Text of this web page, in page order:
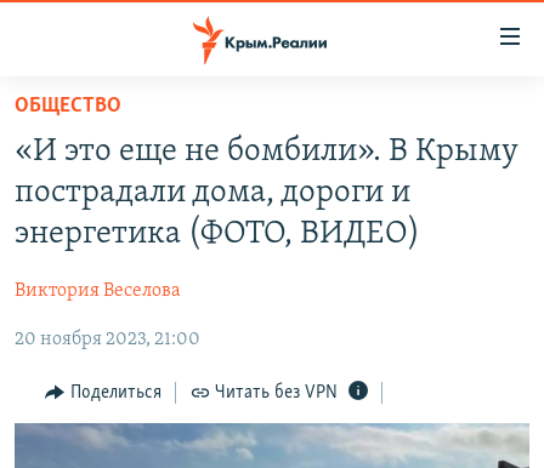
Вернуться
основному
содержанию
Вернутся
главной
навигации
Вернутся
поиску
СПЕЦПРОЕКТЫ
11 ЛЕТ ОККУПАЦИИ КРЫМА. 11 ИСТОРИЙ СОПРОТИВЛЕНИЯ
ЕЩЕ
ИНТЕРАКТИВ
ИНФОГРАФИКА
ТЕЛЕПРОЕКТ КРЫМ.РЕАЛИИ
РАДІО СВОБОДА
КАК ОБОЙТИ БЛОКИРОВКУ
Українською
ОБЩЕСТВО
«И это еще не бомбили». В Крыму
пострадали дома, дороги и
энергетика (ФОТО, ВИДЕО)
Виктория Веселова
20 ноября 2023, 21:00
Поделиться Читать без VPN